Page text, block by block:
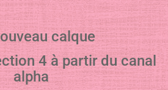
calque
4 à partir du canal
alpha